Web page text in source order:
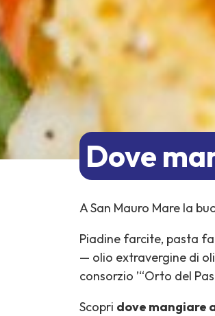
Dove
A San Mauro Mare la
Piadine farcite, pasta
— olio extravergine di
consorzio ’“Orto del
Scopri dove mangiare